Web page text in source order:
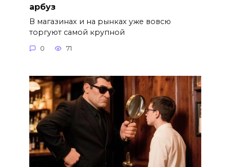
арбуз
В магазинах и на рынках уже вовсю
торгуют самой крупной
0 71